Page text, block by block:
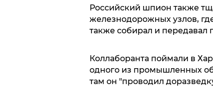
Российский шпион также
железнодорожных узлов,
также собирал и
Коллаборанта поймали в
одного из промышленных
там он "проводил